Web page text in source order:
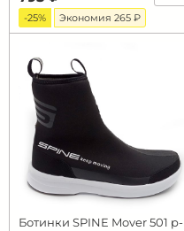
-25% Экономия 265 ₽
Ботинки SPINE Mover 501 р-